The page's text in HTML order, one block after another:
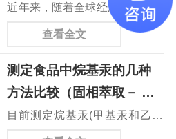
电感耦合等离子体原子发射光谱
法、电感耦合等离子体质谱法、
氢化物发生－原子荧光光谱法以
及...
动性强的特点，导致地表水中的
组分含量特征自动提取难度大。
仪，设计了新的地表水监测技
术。构建地表水监测的全自动流
动化学特征分析模型，提取全自
近年来，随着全球经济的不断发
展，人民生活水平不断提高，食
点，其中重金属污染是影响食品
安全的重要因素之一。因此严格
控制食品中汞含量对人类的健康
查看全文
测定食品中烷基汞的几种
方法比较（固相萃取－ 液
相色谱原子荧光光谱联用
目前测定烷基汞(甲基汞和乙基